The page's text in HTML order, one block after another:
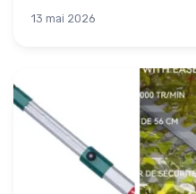
13 mai 2026